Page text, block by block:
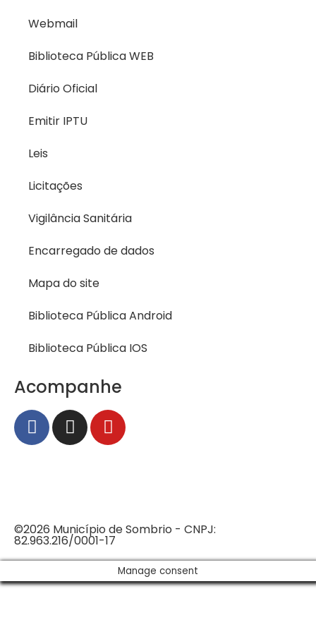
Webmail
Biblioteca Pública WEB
Diário Oficial
Emitir IPTU
Leis
Licitações
Vigilância Sanitária
Encarregado de dados
Mapa do site
Biblioteca Pública Android
Biblioteca Pública IOS
Acompanhe
©2026 Município de Sombrio - CNPJ:
82.963.216/0001-17
Manage consent